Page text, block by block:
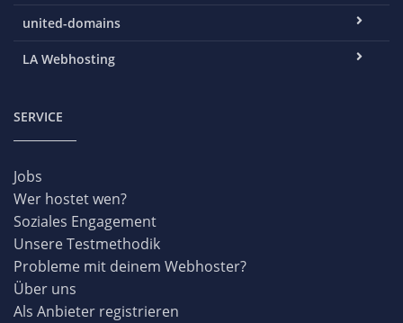
united-domains
LA Webhosting
SERVICE
Jobs
Wer hostet wen?
Soziales Engagement
Unsere Testmethodik
Probleme mit deinem Webhoster?
Über uns
Als Anbieter registrieren